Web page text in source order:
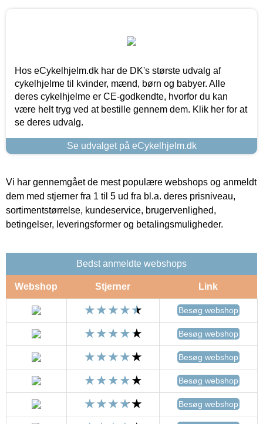
Hos eCykelhjelm.dk har de DK's største udvalg af
cykelhjelme til kvinder, mænd, børn og babyer. Alle
deres cykelhjelme er CE-godkendte, hvorfor du kan
være helt tryg ved at bestille gennem dem. Klik her for at
se deres udvalg.
Se udvalget på eCykelhjelm.dk
Vi har gennemgået de mest populære webshops og anmeldt
dem med stjerner fra 1 til 5 ud fra bl.a. deres prisniveau,
sortimentstørrelse, kundeservice, brugervenlighed,
betingelser, leveringsformer og betalingsmuligheder.
Bedst anmeldte webshops
Webshop Stjerner Link
Besøg webshop
Besøg webshop
Besøg webshop
Besøg webshop
Besøg webshop